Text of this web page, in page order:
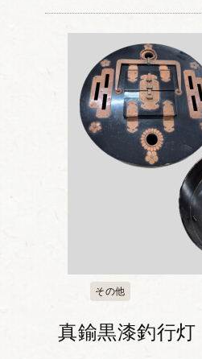
ます。 チベ...
その他
真鍮黒漆釣行灯